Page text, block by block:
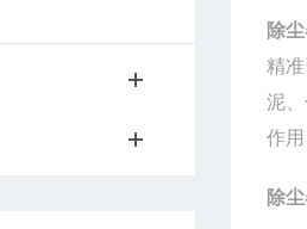
除
精
泥
作
除